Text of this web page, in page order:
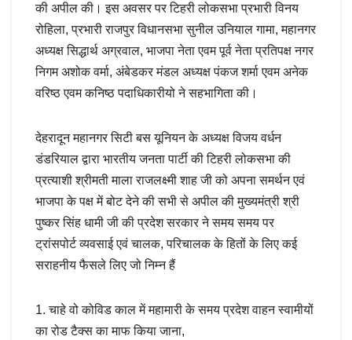
की अपील की। इस अवसर पर टिहरी लोकसभा प्रभारी विनय
रोहिला, प्रभारी राजपुर विधानसभा सुनील उनियाल गामा, महानगर
अध्यक्ष सिद्धार्थ अग्रवाल, भाजपा नेता एवम पूर्व नेता प्रतिपक्ष नगर
निगम अशोक वर्मा, अंबेडकर मंडल अध्यक्ष पंकज शर्मा एवम अनेक
वरिष्ठ एवम कनिष्ठ पदाधिकारीयो ने सहभागिता की।
देहरादून महानगर सिटी बस यूनियन के अध्यक्ष विजय वर्धन
डंडरियाल द्वारा भारतीय जनता पार्टी की टिहरी लोकसभा की
प्रत्याशी श्रीमती माला राजलक्ष्मी शाह जी को अपना समर्थन एवं
भाजपा के पक्ष में बोट देने की सभी से अपील की मुख्यमंत्री श्री
पुष्कर सिंह धामी जी की प्रदेश सरकार ने समय समय पर
ट्रांसपोर्ट व्यवसाई एवं चालक, परिचालक के हितों के लिए कई
सराहनीय फैसले लिए जो निम्न हैं
1. चाहे वो कोविड काल में महामारी के समय प्रदेश वाहन स्वामीयों
का रोड टैक्स का माफ किया जाना,